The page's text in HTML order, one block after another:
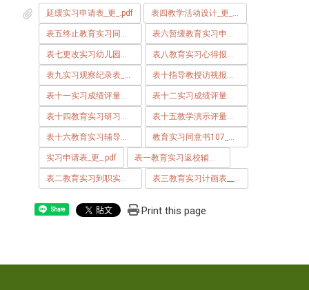
延缓实习申请表_更_.pdf 表四教学活动设计_更_.pdf
表五终止教育实习同意书_ 表六暂缓教育实习申请书_
表七更改实习幼儿园申请暨切结书_ 表八教育实习心得报告_更_.pdf
表九实习观察纪录表_更_.pdf 表十指导教授访视报告_更_.pdf
表十一实习成绩评量表_指导教授用__更_.pdf 表十二实习成绩评量表_特约实习幼儿园用__更_.pdf
表十四教育实习研习记录表_更_.pdf 表十五教学演示评量表_更_.pdf
表十六教育实习辅导纪录表.pdf 教育实习同意书107_更_.pdf
实习申请表_更_.pdf 表一教育实习返校辅导座谈请假申请单_更_.pdf
表二教育实习到职实习回复单_更_.pdf 表三教育实习计画表__1__更_.pdf
Share Print this page